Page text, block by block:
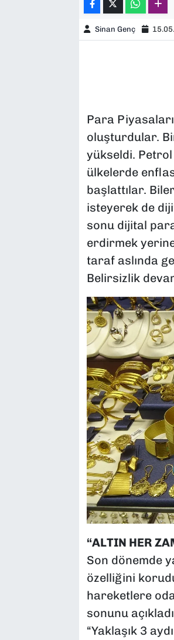
Sinan Genç
Para
oluşturdular.
yükseldi.
ülkelerde
başlattılar.
isteyerek de
sonu dijital
erdirmek
taraf aslında
Belirsizlik
“ALTIN HER
Son dönemde
özelliğini
hareketlere
sonunu
“Yaklaşık 3